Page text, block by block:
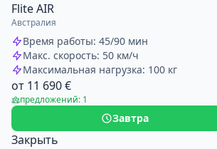
Flite AIR
Австралия
Время работы: 45/90 мин
Макс. скорость: 50 км/ч
Максимальная нагрузка: 100 кг
от 11 690 €
предложений: 1
Завтра
Закрыть